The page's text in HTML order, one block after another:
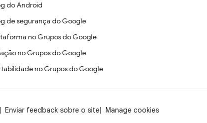
do Android
de segurança do Google
no Grupos do Google
no Grupos do Google
no Grupos do Google
Enviar feedback sobre o site Manage cookies